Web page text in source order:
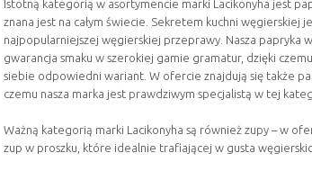
Istotną kategorią w asortymencie marki Lacikonyha jest
znana jest na całym świecie. Sekretem kuchni węgierskiej
najpopularniejszej węgierskiej przeprawy. Nasza papryka
gwarancja smaku w szerokiej gamie gramatur, dzięki
siebie odpowiedni wariant. W ofercie znajdują się także
czemu nasza marka jest prawdziwym specjalistą w tej
Ważną kategorią marki Lacikonyha są również zupy – w
zup w proszku, które idealnie trafiającej w gusta